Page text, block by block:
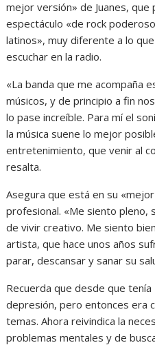
mejor versión» de Juanes,
espectáculo «de rock
latinos», muy diferente a lo
escuchar en la radio.
«La banda que me acompaña
músicos, y de principio a fin
lo pase increíble. Para mí el
la música suene lo mejor
entretenimiento, que venir al
resalta.
Asegura que está en su
profesional. «Me siento pleno,
de vivir creativo. Me siento
artista, que hace unos años
parar, descansar y sanar su
Recuerda que desde que
depresión, pero entonces era
temas. Ahora reivindica la
problemas mentales y de